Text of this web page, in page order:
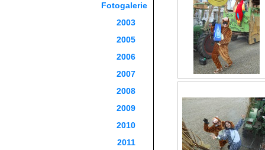
Fotogalerie
2003
2005
2006
2007
2008
2009
2010
2011